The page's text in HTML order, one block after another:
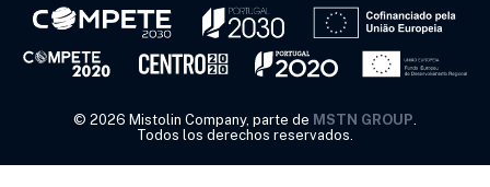
© 2026 Mistolin Company, parte de MSTN GROUP.
Todos los derechos reservados.